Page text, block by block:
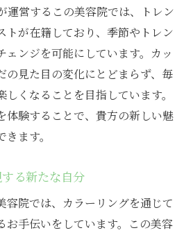
の在り方を考える
トレンドと実践力向上の秘訣
ら学ぶトレンド情報
ち早く取り入れる方法
活かした施術で顧客満足を追求
た美容の変化とその対応
ョナルとしての成長のステッ
情熱を活かす美容院での成長
運営するこの美容院では、トレン
トが在籍しており、季節やトレン
ェンジを可能にしています。カッ
の見た目の変化にとどまらず、毎
くなることを目指しています。
体験することで、貴方の新しい魅
ます。
る新たな自分
容院では、カラーリングを通じて
お手伝いをしています。この美容